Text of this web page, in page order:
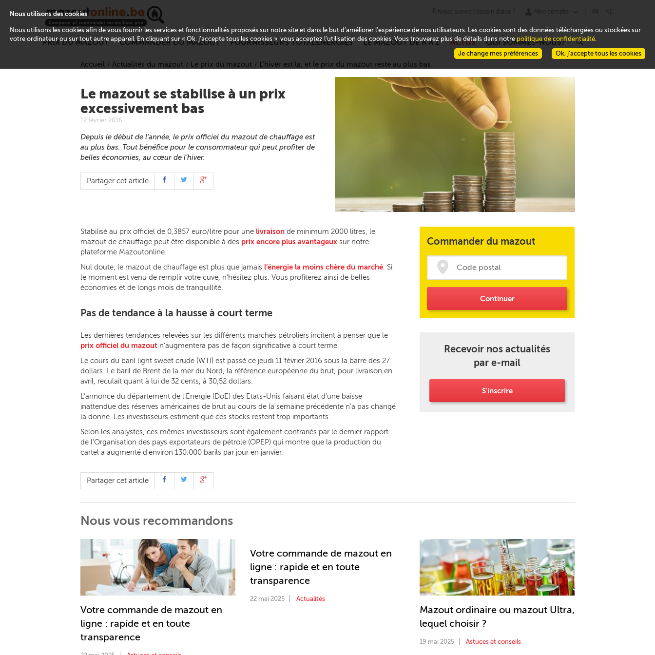
PRIX DU MAZOUT COMMANDER DU MAZOUT FOURNISSEURS TOTALENERGIES LE MAZOUT DE A À Z ACTUS QUI SOMMES-NOUS? r
Accueil Actualités du mazout Le prix du mazout L’hiver est là, et le prix du mazout reste au plus bas
Le mazout se stabilise à un prix
excessivement bas
12 février 2016
Depuis le début de l’année, le prix officiel du mazout de chauffage est
au plus bas. Tout bénéfice pour le consommateur qui peut profiter de
belles économies, au cœur de l’hiver.
Partager cet article
Stabilisé au prix officiel de 0,3857 euro/litre pour une livraisonde minimum 2000 litres, le
mazout de chauffage peut être disponible à des prix encore plus avantageuxsur notre
plateforme Mazoutonline.
Nul doute, le mazout de chauffage est plus que jamais l’énergie la moins chère du marché. Si
le moment est venu de remplir votre cuve, n’hésitez plus. Vous profiterez ainsi de belles
économies et de longs mois de tranquillité.
Pas de tendance à la hausse à court terme
Les dernières tendances relevées sur les différents marchés pétroliers incitent à penser que le
prix officiel du mazoutn’augmentera pas de façon significative à court terme.
Le cours du baril light sweet crude (WTI) est passé ce jeudi 11 février 2016 sous la barre des 27
dollars. Le baril de Brent de la mer du Nord, la référence européenne du brut, pour livraison en
avril, reculait quant à lui de 32 cents, à 30,52 dollars.
L’annonce du département de l'Energie (DoE) des Etats-Unis faisant état d’une baisse
inattendue des réserves américaines de brut au cours de la semaine précédente n’a pas changé
la donne. Les investisseurs estiment que ces stocks restent trop importants.
Selon les analystes, ces mêmes investisseurs sont également contrariés par le dernier rapport
de l'Organisation des pays exportateurs de pétrole (OPEP) qui montre que la production du
cartel a augmenté d'environ 130.000 barils par jour en janvier.
Partager cet article
Commander du mazout
Continuer
Recevoir nos actualités
par e-mail
S'inscrire
Nous vous recommandons
Votre commande de mazout en
ligne : rapide et en toute
transparence
Votre commande de mazout en
ligne : rapide et en toute
transparence
22 mai 2025 Actualités
Mazout ordinaire ou mazout Ultra,
lequel choisir ?
19 mai 2025 Astuces et conseils
Nous utilisons des cookies
Nous utilisons les cookies afin de vous fournir les services et fonctionnalités proposés sur notre site et dans le but d’améliorer l’expérience de nos utilisateurs. Les cookies sont des données téléchargées ou stockées sur
votre ordinateur ou sur tout autre appareil. En cliquant sur « Ok, j’accepte tous les cookies », vous acceptez l’utilisation des cookies. Vous trouverez plus de détails dans notre politique de confidentialité.
Ok, j’accepte tous les cookies
Je change mes préférences